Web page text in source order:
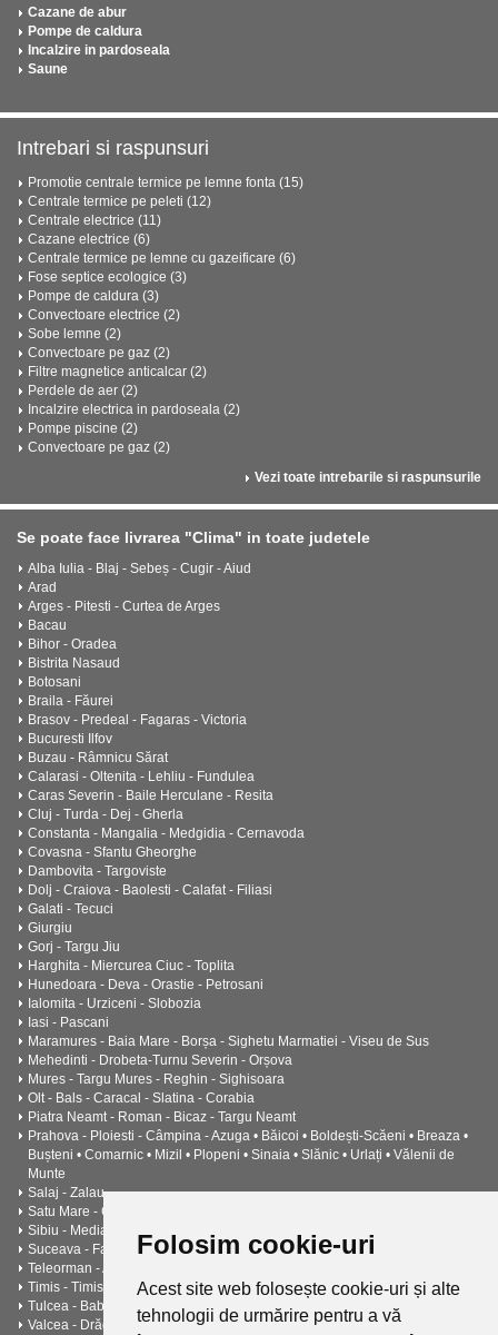
Folosim cookie-uri
Acest site web folosește cookie-uri și alte
tehnologii de urmărire pentru a vă
Cazane de abur
Pompe de caldura
Incalzire in pardoseala
Saune
Intrebari si raspunsuri
Promotie centrale termice pe lemne fonta (15)
Centrale termice pe peleti (12)
Centrale electrice (11)
Cazane electrice (6)
Centrale termice pe lemne cu gazeificare (6)
Fose septice ecologice (3)
Pompe de caldura (3)
Convectoare electrice (2)
Sobe lemne (2)
Convectoare pe gaz (2)
Filtre magnetice anticalcar (2)
Perdele de aer (2)
Incalzire electrica in pardoseala (2)
Pompe piscine (2)
Convectoare pe gaz (2)
Vezi toate intrebarile si raspunsurile
Se poate face livrarea "Clima" in toate judetele
Alba Iulia - Blaj - Sebeș - Cugir - Aiud
Arad
Arges - Pitesti - Curtea de Arges
Bacau
Bihor - Oradea
Bistrita Nasaud
Botosani
Braila - Făurei
Brasov - Predeal - Fagaras - Victoria
Bucuresti Ilfov
Buzau - Râmnicu Sărat
Calarasi - Oltenita - Lehliu - Fundulea
Caras Severin - Baile Herculane - Resita
Cluj - Turda - Dej - Gherla
Constanta - Mangalia - Medgidia - Cernavoda
Covasna - Sfantu Gheorghe
Dambovita - Targoviste
Dolj - Craiova - Baolesti - Calafat - Filiasi
Galati - Tecuci
Giurgiu
Gorj - Targu Jiu
Harghita - Miercurea Ciuc - Toplita
Hunedoara - Deva - Orastie - Petrosani
Ialomita - Urziceni - Slobozia
Iasi - Pascani
Maramures - Baia Mare - Borșa - Sighetu Marmatiei - Viseu de Sus
Mehedinti - Drobeta-Turnu Severin - Orșova
Mures - Targu Mures - Reghin - Sighisoara
Olt - Bals - Caracal - Slatina - Corabia
Piatra Neamt - Roman - Bicaz - Targu Neamt
Prahova - Ploiesti - Câmpina - Azuga • Băicoi • Boldești-Scăeni • Breaza •
Bușteni • Comarnic • Mizil • Plopeni • Sinaia • Slănic • Urlați • Vălenii de
Munte
Salaj - Zalau
Satu Mare - Carei
Sibiu - Medias
Suceava - Falticeni - Cimpulung
Teleorman - Alexandria - Turnu Măgurele - Zimnicea -
Timis - Timisoara - Lugoj
Tulcea - Babadag • Isaccea • Măcin • Sulina
Valcea - Drăgășani - Râmnicu Vâlcea - Băile Govora • Băile Olănești •